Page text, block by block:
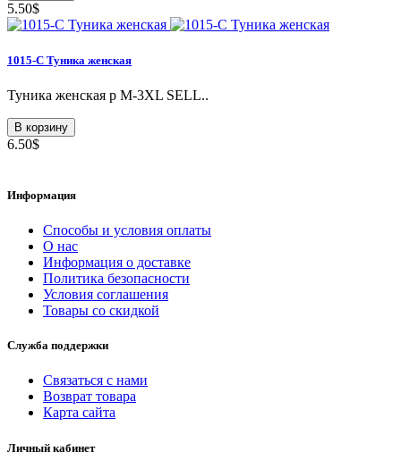
5.50$
1015-C Туникa женская
Туникa женская p M-3XL SELL..
В корзину
6.50$
Информация
Способы и условия оплаты
О нас
Информация о доставке
Политика безопасности
Условия соглашения
Товары со скидкой
Служба поддержки
Связаться с нами
Возврат товара
Карта сайта
Личный кабинет